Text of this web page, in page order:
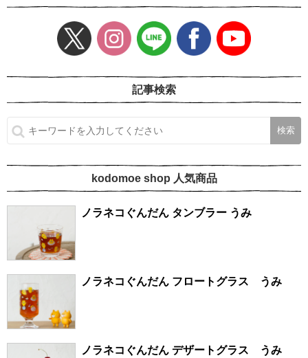
記事検索
kodomoe shop 人気商品
ノラネコぐんだん タンブラー うみ
ノラネコぐんだん フロートグラス うみ
ノラネコぐんだん デザートグラス うみ